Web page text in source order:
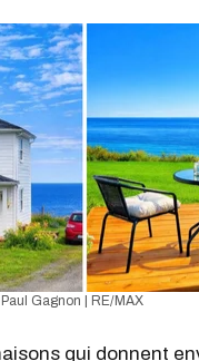
Gagnon | RE/MAX
qui donnent